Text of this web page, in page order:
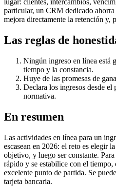
lugar: clientes, intercambios,
particular, un CRM dedicado
mejora directamente la retención y,
Las reglas de
Ningún ingreso en línea está
tiempo y la constancia.
Huye de las promesas de
Declara los ingresos desde
normativa.
En resumen
Las actividades en línea para un
escasean en 2026: el reto es elegir
objetivo, y luego ser constante.
rápido y se estabilice con el tiempo,
excelente punto de partida. Se puede
tarjeta bancaria.